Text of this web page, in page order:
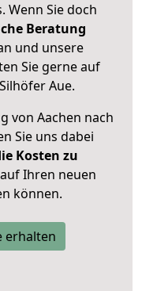
Wenn Sie doch
Beratung
und unsere
Sie gerne auf
Aue.
von Aachen nach
Sie uns dabei
Kosten zu
Ihren neuen
können.
erhalten